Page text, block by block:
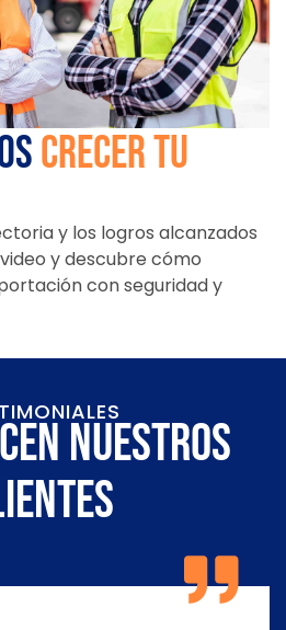
crecer tu
y los logros alcanzados
y descubre cómo
con seguridad y
nuestros